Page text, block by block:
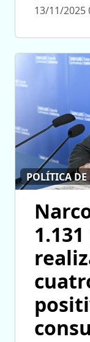
13/11/2025
POLÍTICA DE